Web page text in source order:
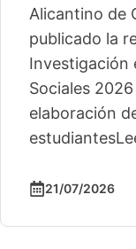
Alicantino de
publicado la
Investigación
Sociales
elaboración
estudiantes
21/07/2026